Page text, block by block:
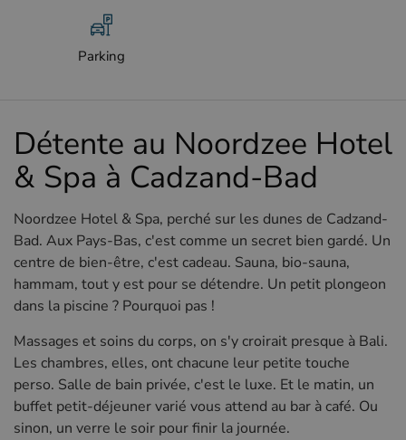
Parking
Détente au Noordzee Hotel
& Spa à Cadzand-Bad
Noordzee Hotel & Spa, perché sur les dunes de Cadzand-
Bad. Aux Pays-Bas, c'est comme un secret bien gardé. Un
centre de bien-être, c'est cadeau. Sauna, bio-sauna,
hammam, tout y est pour se détendre. Un petit plongeon
dans la piscine ? Pourquoi pas !
Massages et soins du corps, on s'y croirait presque à Bali.
Les chambres, elles, ont chacune leur petite touche
perso. Salle de bain privée, c'est le luxe. Et le matin, un
buffet petit-déjeuner varié vous attend au bar à café. Ou
sinon, un verre le soir pour finir la journée.